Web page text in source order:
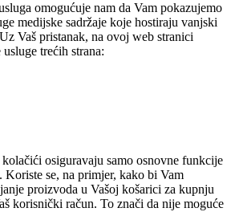
omogućuje nam da Vam pokazujemo
medijske sadržaje koje hostiraju vanjski
Vaš pristanak, na ovoj web stranici
trećih strana:
osiguravaju samo osnovne funkcije
Koriste se, na primjer, kako bi Vam
proizvoda u Vašoj košarici za kupnju
korisnički račun. To znači da nije moguće